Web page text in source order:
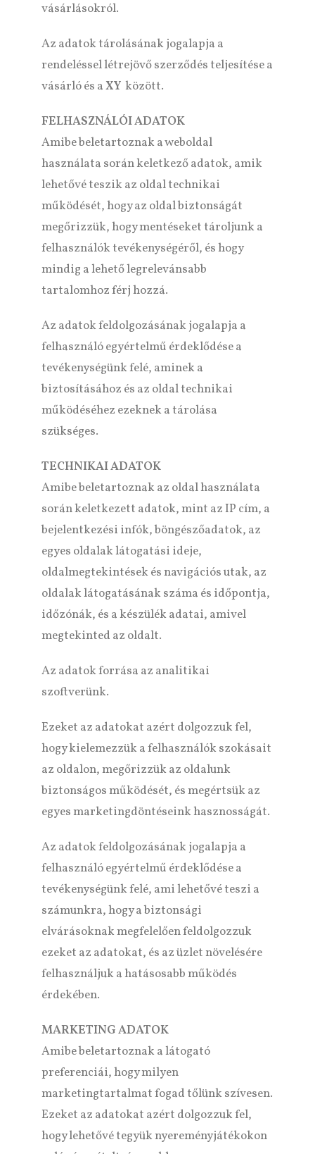
vásárlásokról.
Az adatok tárolásának jogalapja a
rendeléssel létrejövő szerződés teljesítése a
vásárló és aXY között.
FELHASZNÁLÓI ADATOK
Amibe beletartoznak a weboldal
használata során keletkező adatok, amik
lehetővé teszik az oldal technikai
működését, hogy az oldal biztonságát
megőrizzük, hogy mentéseket tároljunk a
felhasználók tevékenységéről, és hogy
mindig a lehető legrelevánsabb
tartalomhoz férj hozzá.
Az adatok feldolgozásának jogalapja a
felhasználó egyértelmű érdeklődése a
tevékenységünk felé, aminek a
biztosításához és az oldal technikai
működéséhez ezeknek a tárolása
szükséges.
TECHNIKAI ADATOK
Amibe beletartoznak az oldal használata
során keletkezett adatok, mint az IP cím, a
bejelentkezési infók, böngészőadatok, az
egyes oldalak látogatási ideje,
oldalmegtekintések és navigációs utak, az
oldalak látogatásának száma és időpontja,
időzónák, és a készülék adatai, amivel
megtekinted az oldalt.
Az adatok forrása az analitikai
szoftverünk.
Ezeket az adatokat azért dolgozzuk fel,
hogy kielemezzük a felhasználók szokásait
az oldalon, megőrizzük az oldalunk
biztonságos működését, és megértsük az
egyes marketingdöntéseink hasznosságát.
Az adatok feldolgozásának jogalapja a
felhasználó egyértelmű érdeklődése a
tevékenységünk felé, ami lehetővé teszi a
számunkra, hogy a biztonsági
elvárásoknak megfelelően feldolgozzuk
ezeket az adatokat, és az üzlet növelésére
felhasználjuk a hatásosabb működés
érdekében.
MARKETING ADATOK
Amibe beletartoznak a látogató
preferenciái, hogy milyen
marketingtartalmat fogad tőlünk szívesen.
Ezeket az adatokat azért dolgozzuk fel,
hogy lehetővé tegyük nyereményjátékokon